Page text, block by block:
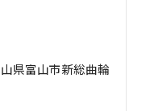
県富山市新総曲輪